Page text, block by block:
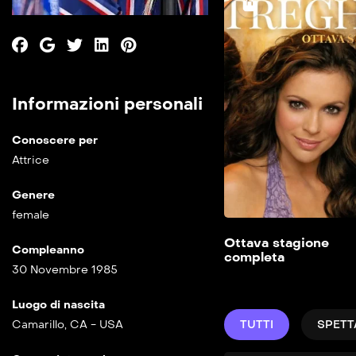
Informazioni personali
Conoscere per
Attrice
Genere
female
Compleanno
30 Novembre 1985
Luogo di nascita
Camarillo, CA - USA
Ottava stagione
completa
TUTTI